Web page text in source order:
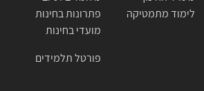
לימוד מתמטיקה
פתרונות בחינות
מועדי בחינות
פורטל תלמידים